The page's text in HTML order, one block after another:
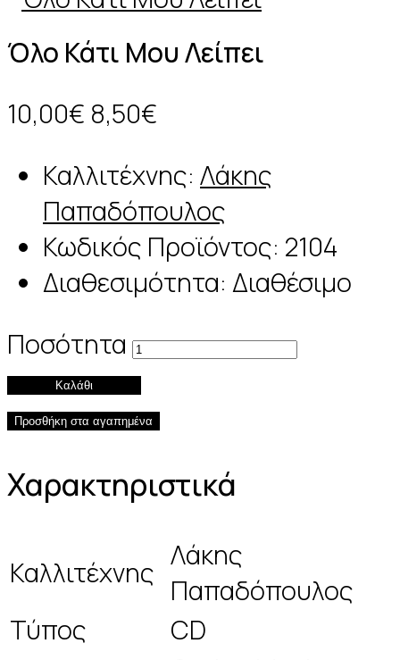
Όλο Κάτι Μου Λείπει
10,00€ 8,50€
Καλλιτέχνης: Λάκης
Παπαδόπουλος
Κωδικός Προϊόντος: 2104
Διαθεσιμότητα: Διαθέσιμο
Ποσότητα
Καλάθι
Προσθήκη στα αγαπημένα
Χαρακτηριστικά
Καλλιτέχνης Λάκης
Παπαδόπουλος
Τύπος
CD